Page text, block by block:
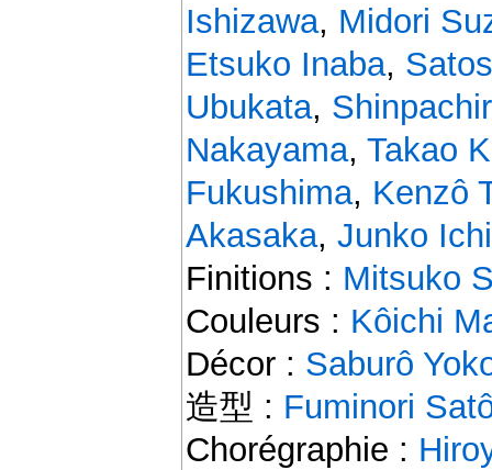
Ishizawa, Midori
Etsuko Inaba,
Ubukata,
Nakayama, Takao
Fukushima, Kenzô
Akasaka, Junko
Finitions : Mitsuko
Couleurs : Kôichi
Décor : Saburô
造型 : Fuminori
Chorégraphie :